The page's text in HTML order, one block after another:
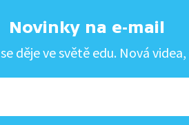
Novinky na e-mail
děje ve světě edu. Nová